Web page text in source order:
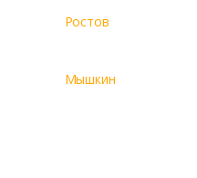
Ростов
Мышкин